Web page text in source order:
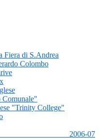
Fiera di S.Andrea
Colombo
"Trinity College"
07